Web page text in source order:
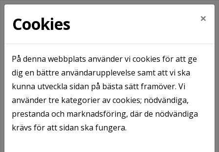
Ledigt Blidsberg
Cookies ×
På denna webbplats använder vi cookies för att ge
dig en bättre användarupplevelse samt att vi ska
kunna utveckla sidan på bästa sätt framöver. Vi
använder tre kategorier av cookies; nödvändiga,
prestanda och marknadsföring, där de nödvändiga
krävs för att sidan ska fungera.